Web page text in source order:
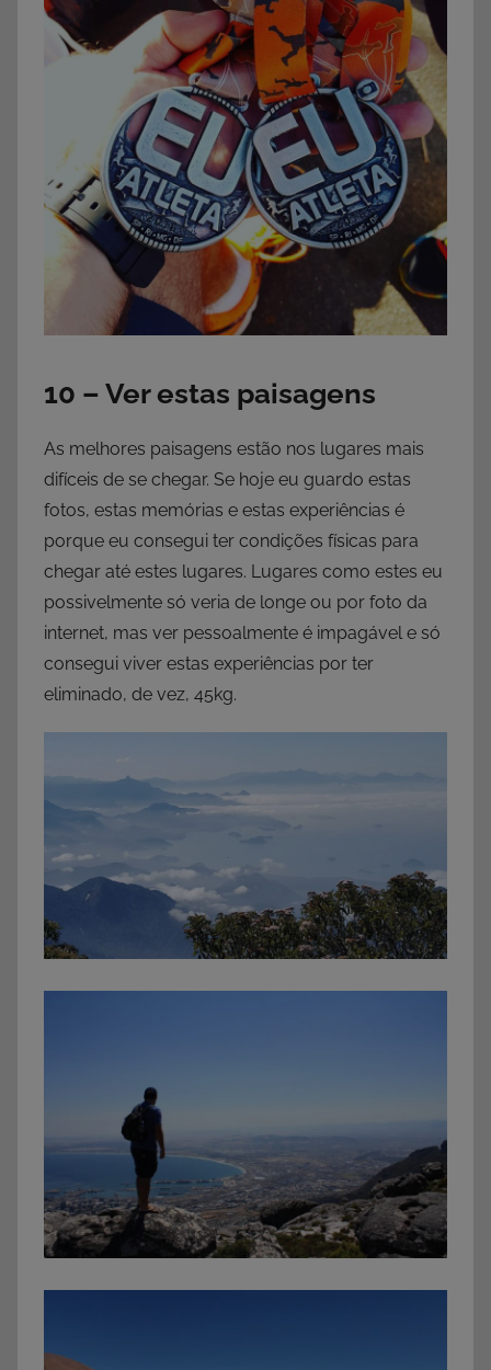
10 – Ver estas paisagens
As melhores paisagens estão nos lugares mais
difíceis de se chegar. Se hoje eu guardo estas
fotos, estas memórias e estas experiências é
porque eu consegui ter condições físicas para
chegar até estes lugares. Lugares como estes eu
possivelmente só veria de longe ou por foto da
internet, mas ver pessoalmente é impagável e só
consegui viver estas experiências por ter
eliminado, de vez, 45kg.